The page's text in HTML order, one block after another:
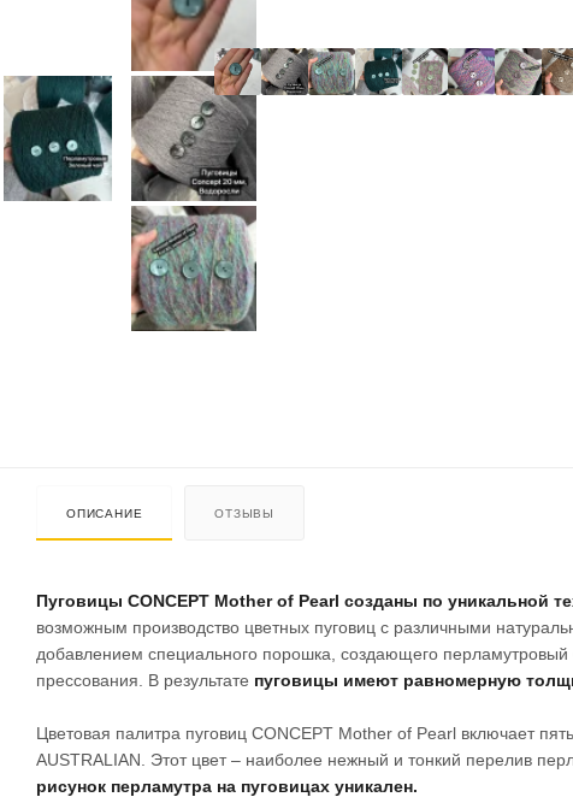
ОПИСАНИЕ ОТЗЫВЫ
Пуговицы CONCEPT Mother of Pearl созданы по уникальной
возможным производство цветных пуговиц с различными
добавлением специального порошка, создающего
прессования. В результате пуговицы имеют равномерную
Цветовая палитра пуговиц CONCEPT Mother of Pearl включает
AUSTRALIAN. Этот цвет – наиболее нежный и тонкий перелив
рисунок перламутра на пуговицах уникален.